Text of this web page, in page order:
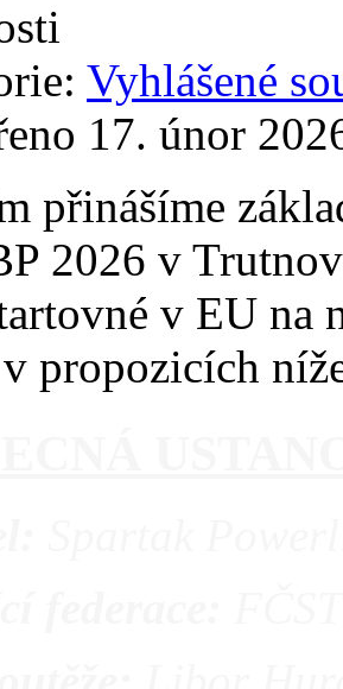
Vyhlášené
17. únor
přinášíme
2026 v
v EU na
propozicích